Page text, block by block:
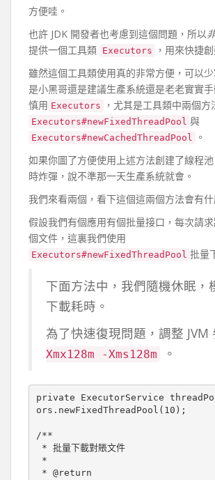
方便哇。
也許 JDK 開發者也考慮到這個問題，所以
提供一個工具類 Executors
，用來快捷
雖然這個工具類使用真的非常方便，可以
是小黑哥還是建議生產系統還是老老實實手
慎用 Executors ，尤其是工具類中兩個方
Executors#newFixedThreadPool 與
Executors#newCachedThreadPool
。
如果你圖了方便使用上述方法創建了線程
時炸彈，說不準那一天生產系統就會。
我們來看兩個，看下這個這兩個方法會有什
假設我們有個應用有個批量接口，每次請
個文件，這裏我們使用
Executors#newFixedThreadPool 批量
下面方法中，我們隨機休眠，
下載耗時。
為了快速復現問題，調整 JVM
Xmx128m -Xms128m
。
private ExecutorService
ors.newFixedThreadPool(10);
/**